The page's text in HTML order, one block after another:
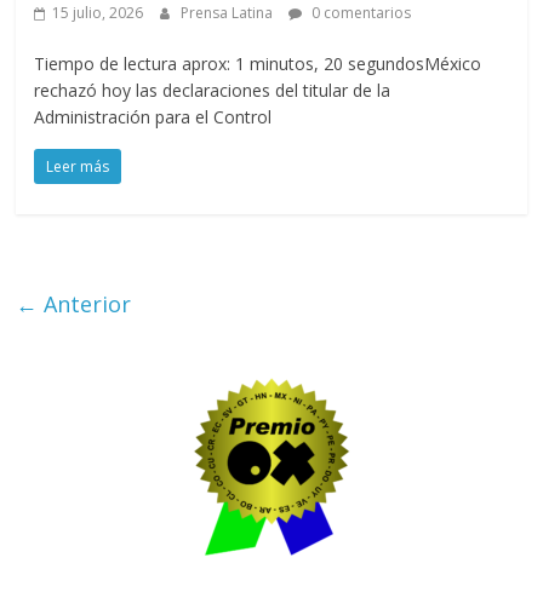
15 julio, 2026 Prensa Latina 0 comentarios
Tiempo de lectura aprox: 1 minutos, 20 segundosMéxico
rechazó hoy las declaraciones del titular de la
Administración para el Control
Leer más
← Anterior